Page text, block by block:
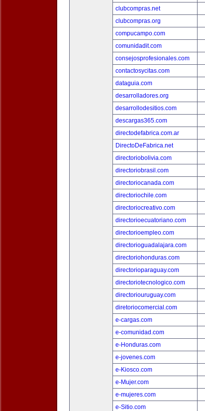
clubcompras.net
clubcompras.org
compucampo.com
comunidadit.com
consejosprofesionales.com
contactosycitas.com
dataguia.com
desarrolladores.org
desarrollodesitios.com
descargas365.com
directodefabrica.com.ar
DirectoDeFabrica.net
directoriobolivia.com
directoriobrasil.com
directoriocanada.com
directoriochile.com
directoriocreativo.com
directorioecuatoriano.com
directorioempleo.com
directorioguadalajara.com
directoriohonduras.com
directorioparaguay.com
directoriotecnologico.com
directoriouruguay.com
diretoriocomercial.com
e-cargas.com
e-comunidad.com
e-Honduras.com
e-jovenes.com
e-Kiosco.com
e-Mujer.com
e-mujeres.com
e-Sitio.com